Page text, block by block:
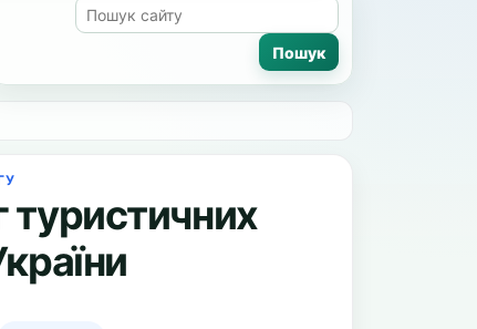
туристичних